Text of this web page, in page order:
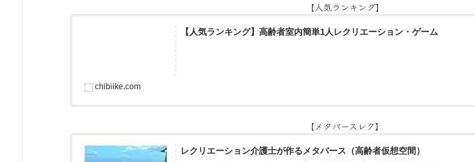
【人気ランキング】
【人気ランキング】高齢者室内簡単1人レクリエーション・ゲーム
chibiike.com
【メタバースレク】
レクリエーション介護士が作るメタバース（高齢者仮想空間）